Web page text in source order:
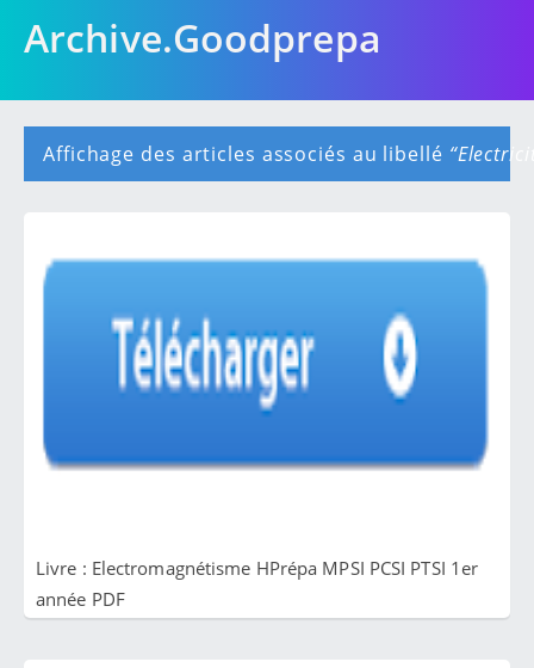
Archive.Goodprepa
Affichage des articles associés au libellé
Livre : Electromagnétisme HPrépa MPSI PCSI PTSI 1er
année PDF